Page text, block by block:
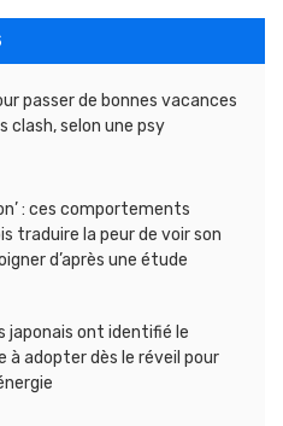
passer de bonnes vacances
clash, selon une psy
: ces comportements
traduire la peur de voir son
d’après une étude
japonais ont identifié le
à adopter dès le réveil pour